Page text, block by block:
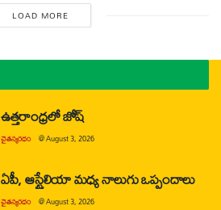
LOAD MORE
ఉత్తరాంధ్రలో జోష్
చైతన్యరధం @August 3, 2026
ఏపీ, ఆస్ట్రేలియా మధ్య నాలుగు ఒప్పందాలు
చైతన్యరధం @August 3, 2026